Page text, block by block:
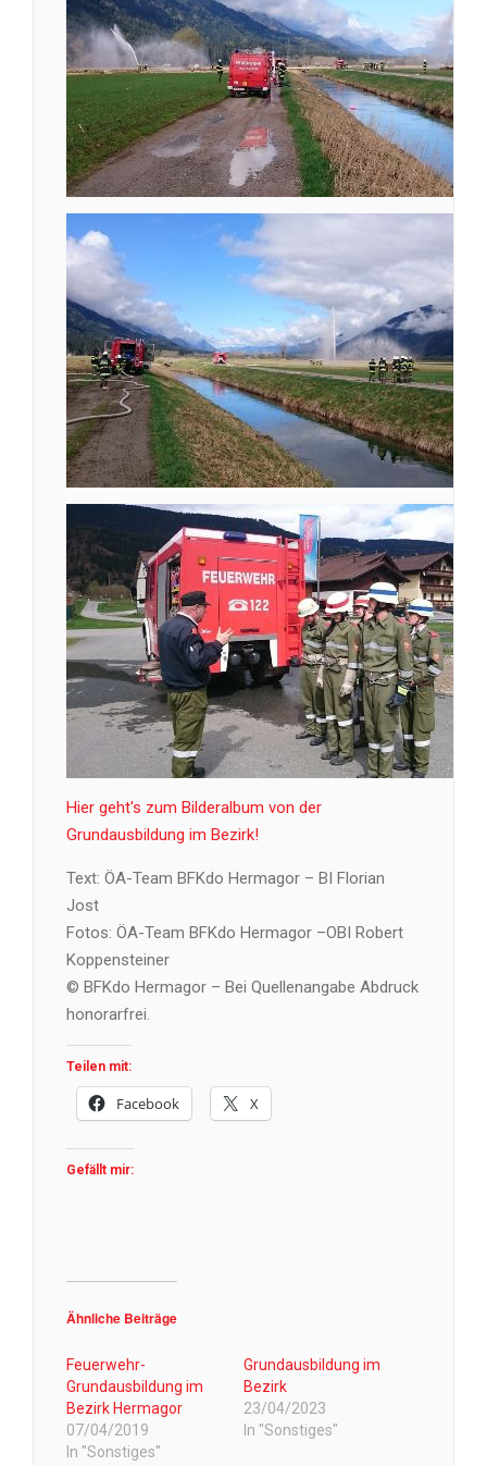
Hier geht's zum Bilderalbum von der
Grundausbildung im Bezirk!
Text: ÖA-Team BFKdo Hermagor – BI Florian
Jost
Fotos: ÖA-Team BFKdo Hermagor –OBI Robert
Koppensteiner
© BFKdo Hermagor – Bei Quellenangabe Abdruck
honorarfrei.
Teilen mit:
Facebook X
Gefällt mir:
Ähnliche Beiträge
Feuerwehr-
Grundausbildung im
Bezirk Hermagor
07/04/2019
In "Sonstiges"
Grundausbildung im
Bezirk
23/04/2023
In "Sonstiges"